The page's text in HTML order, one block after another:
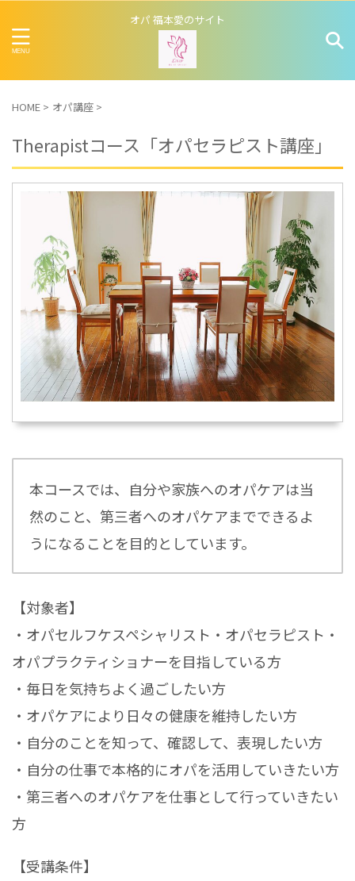
オパ 福本愛のサイト
HOME > オパ講座 >
Therapistコース「オパセラピスト講座」
本コースでは、自分や家族へのオパケアは当
然のこと、第三者へのオパケアまでできるよ
うになることを目的としています。
【対象者】
・オパセルフケスペシャリスト・オパセラピスト・
オパプラクティショナーを目指している方
・毎日を気持ちよく過ごしたい方
・オパケアにより日々の健康を維持したい方
・自分のことを知って、確認して、表現したい方
・自分の仕事で本格的にオパを活用していきたい方
・第三者へのオパケアを仕事として行っていきたい
方
【受講条件】